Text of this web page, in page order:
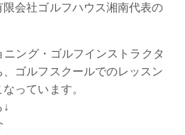
会社ゴルフハウス湘南代表の
ング・ゴルフインストラクタ
ゴルフスクールでのレッスン
っています。